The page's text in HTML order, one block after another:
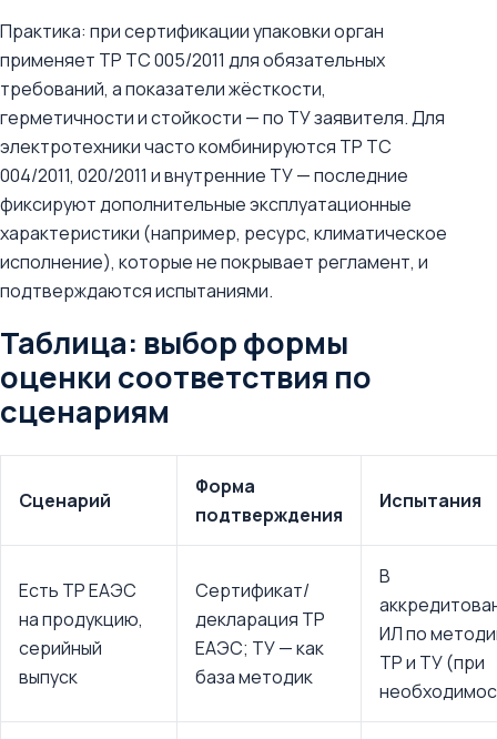
Практика: при сертификации упаковки орган
применяет ТР ТС 005/2011 для обязательных
требований, а показатели жёсткости,
герметичности и стойкости — по ТУ заявителя. Для
электротехники часто комбинируются ТР ТС
004/2011, 020/2011 и внутренние ТУ — последние
фиксируют дополнительные эксплуатационные
характеристики (например, ресурс, климатическое
исполнение), которые не покрывает регламент, и
подтверждаются испытаниями.
Таблица: выбор формы
оценки соответствия по
сценариям
Сценарий
Форма
подтверждения
Испытания
Есть ТР ЕАЭС
на продукцию,
серийный
выпуск
Сертификат/
декларация ТР
ЕАЭС; ТУ — как
база методик
В
ИЛ по
ТР и ТУ (при